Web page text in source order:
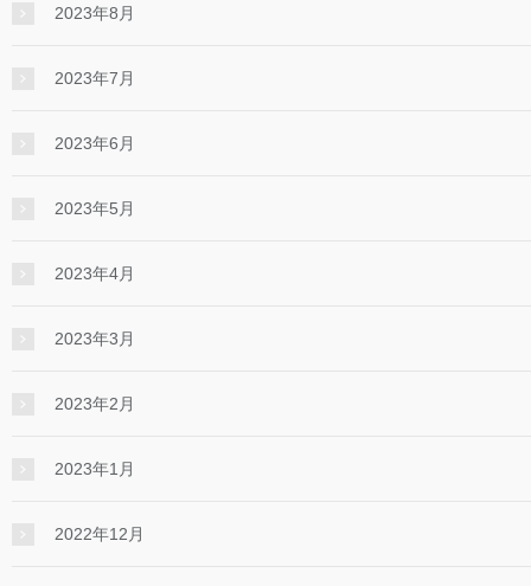
2023年8月
2023年7月
2023年6月
2023年5月
2023年4月
2023年3月
2023年2月
2023年1月
2022年12月